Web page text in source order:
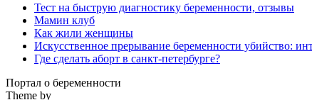
Тест на быструю диагностику беременности, отзывы
Мамин клуб
Как жили женщины
Искусственное прерывание беременности убийство:
Где сделать аборт в санкт-петербурге?
Портал о беременности
Theme by